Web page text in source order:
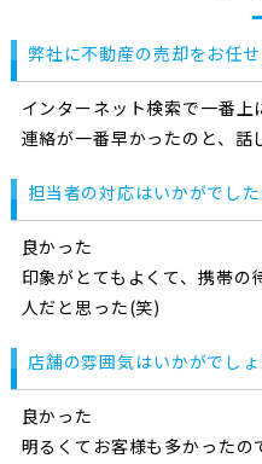
弊社に不動産の売却をお任
インターネット検索で一番上
連絡が一番早かったのと、話
担当者の対応はいかがでした
良かった
印象がとてもよくて、携帯の
人だと思った(笑)
店舗の雰囲気はいかがでし
良かった
明るくてお客様も多かったの